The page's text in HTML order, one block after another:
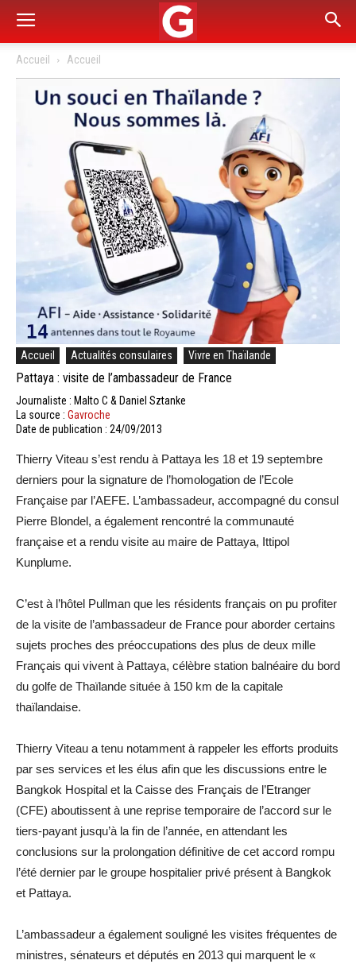
Accueil Accueil
Accueil Actualités consulaires Vivre en Thaïlande
Pattaya : visite de l’ambassadeur de France
Journaliste : Malto C & Daniel Sztanke
La source : Gavroche
Date de publication : 24/09/2013
Thierry Viteau s’est rendu à Pattaya les 18 et 19 septembre
derniers pour la signature de l’homologation de l’Ecole
Française par l’AEFE. L’ambassadeur, accompagné du consul
Pierre Blondel, a également rencontré la communauté
française et a rendu visite au maire de Pattaya, Ittipol
Kunplume.
C’est à l’hôtel Pullman que les résidents français on pu profiter
de la visite de l’ambassadeur de France pour aborder certains
sujets proches des préoccupations des plus de deux mille
Français qui vivent à Pattaya, célèbre station balnéaire du bord
du golfe de Thaïlande située à 150 km de la capitale
thaïlandaise.
Thierry Viteau a tenu notamment à rappeler les efforts produits
par ses services et les élus afin que les discussions entre le
Bangkok Hospital et la Caisse des Français de l’Etranger
(CFE) aboutissent à une reprise temporaire de l’accord sur le
tiers-payant jusqu’à la fin de l’année, en attendant les
conclusions sur la prolongation définitive de cet accord rompu
l’été dernier par le groupe hospitalier privé présent à Bangkok
et Pattaya.
L’ambassadeur a également souligné les visites fréquentes de
ministres, sénateurs et députés en 2013 qui marquent le «